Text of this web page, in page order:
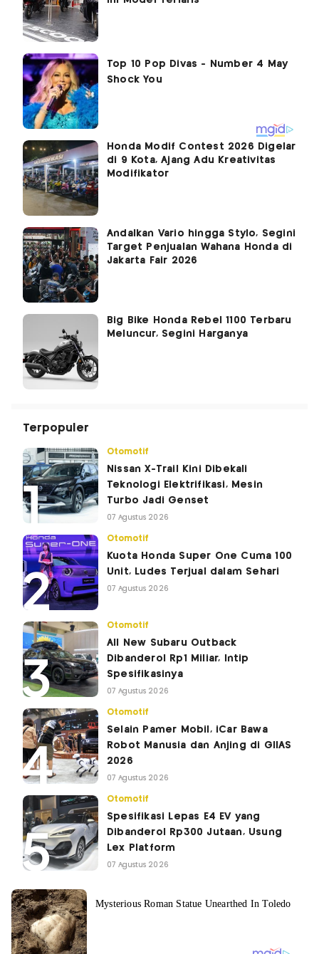
Honda Modif Contest 2026 Digelar
di 9 Kota, Ajang Adu Kreativitas
Modifikator
Andalkan Vario hingga Stylo, Segini
Target Penjualan Wahana Honda di
Jakarta Fair 2026
Big Bike Honda Rebel 1100 Terbaru
Meluncur, Segini Harganya
Terpopuler
Otomotif
Nissan X-Trail Kini Dibekali
Teknologi Elektrifikasi, Mesin
Turbo Jadi Genset
07 Agustus 2026
Otomotif
Kuota Honda Super One Cuma 100
Unit, Ludes Terjual dalam Sehari
07 Agustus 2026
Otomotif
All New Subaru Outback
Dibanderol Rp1 Miliar, Intip
Spesifikasinya
07 Agustus 2026
Otomotif
Selain Pamer Mobil, iCar Bawa
Robot Manusia dan Anjing di GIIAS
2026
07 Agustus 2026
Otomotif
Spesifikasi Lepas E4 EV yang
Dibanderol Rp300 Jutaan, Usung
Lex Platform
07 Agustus 2026